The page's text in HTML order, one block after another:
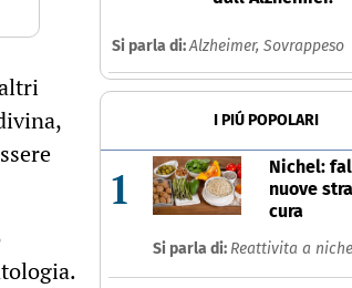
Si parla di:Alzheimer, Sovrappeso
I PIÚ POPOLARI
1
Nichel:
nuove
cura
Si parla di: Reattivita a